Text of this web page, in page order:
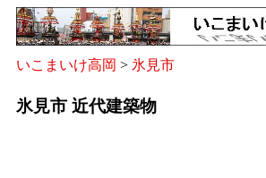
いこまいけ高岡 > 氷見市
氷見市 近代建築物